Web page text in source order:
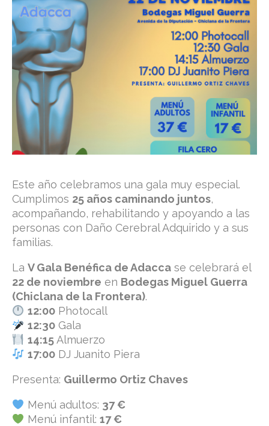
Este año celebramos una gala muy especial.
Cumplimos 25 años caminando juntos,
acompañando, rehabilitando y apoyando a las
personas con Daño Cerebral Adquirido y a sus
familias.
La V Gala Benéfica de Adacca se celebrará el
22 de noviembre en Bodegas Miguel Guerra
(Chiclana de la Frontera).
12:00Photocall
12:30Gala
14:15Almuerzo
17:00DJ Juanito Piera
Presenta: Guillermo Ortiz Chaves
Menú adultos: 37 €
Menú infantil: 17 €